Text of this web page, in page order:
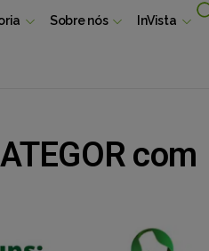
Sobre nós InVista
com